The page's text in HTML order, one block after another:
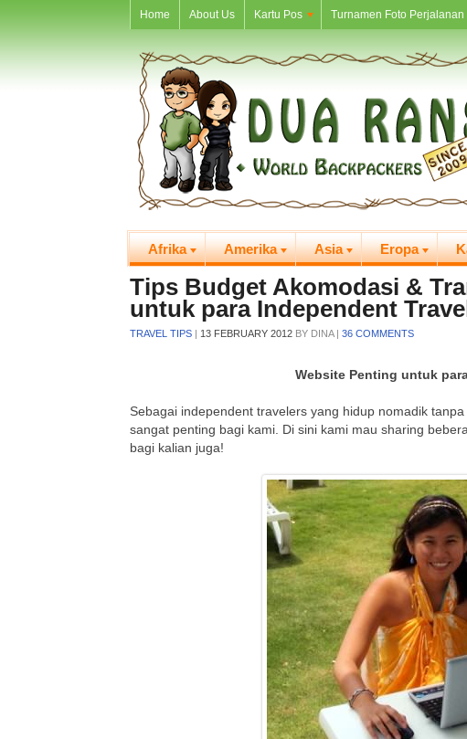
Home About Us Kartu Pos Turnamen Foto Perjalanan
Afrika Amerika Asia Eropa
Tips Budget Akomodasi &
untuk para Independent
TRAVEL TIPS | 13 FEBRUARY 2012 BY DINA| 36 COMMENTS
Website Penting untuk
Sebagai independent travelers yang hidup nomadik
sangat penting bagi kami. Di sini kami mau sharing
bagi kalian juga!